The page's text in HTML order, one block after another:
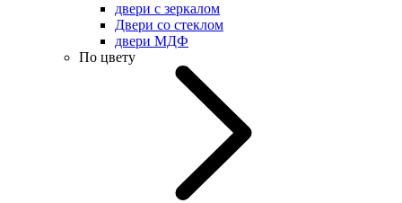
двери с зеркалом
Двери со стеклом
двери МДФ
По цвету